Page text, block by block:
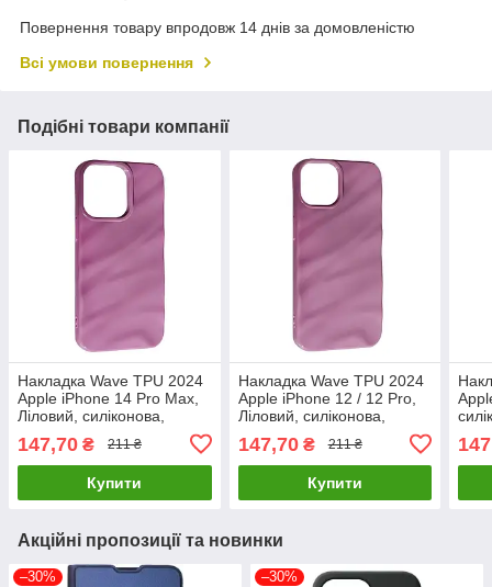
Повернення товару впродовж 14 днів за домовленістю
Всі умови повернення
Подібні товари компанії
Накладка Wave TPU 2024
Apple iPhone 14 Pro Max,
Ліловий, силіконова,
147,70 ₴ 211 ₴
Купити
Накладка Wave TPU 2024
Apple iPhone 12 / 12 Pro,
Ліловий, силіконова,
147,70₴ 211 ₴
Купити
Акційні пропозиції та новинки
–30% –30%